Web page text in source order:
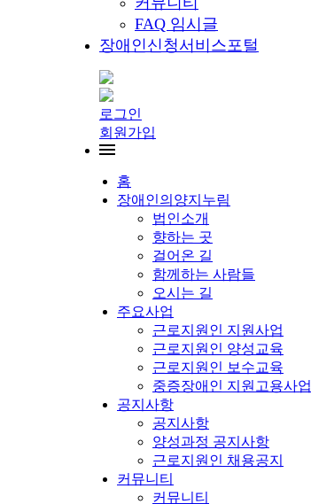
FAQ 임시글
장애인신청서비스포털
로그인
회원가입
홈
장애인의양지누림
법인소개
향하는 곳
걸어온 길
함께하는 사람들
오시는 길
주요사업
근로지원인 지원사업
근로지원인 양성교육
근로지원인 보수교육
중증장애인 지원고용사업
공지사항
공지사항
양성과정 공지사항
근로지원인 채용공지
커뮤니티
커뮤니티